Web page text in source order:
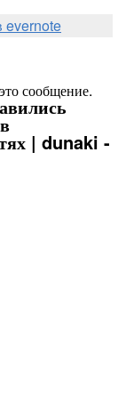
evernote
сообщение.
| dunaki -